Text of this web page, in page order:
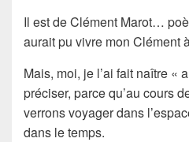
Il est de Clément Marot…
aurait pu vivre mon Clément
Mais, moi, je l’ai fait naître «
préciser, parce qu’au cours
verrons voyager dans
dans le temps.